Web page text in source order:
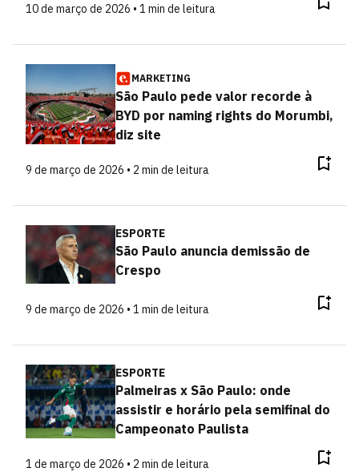
10 de março de 2026 • 1 min de leitura
MARKETING
São Paulo pede valor recorde à
BYD por naming rights do Morumbi,
diz site
9 de março de 2026 • 2 min de leitura
ESPORTE
São Paulo anuncia demissão de
Crespo
9 de março de 2026 • 1 min de leitura
ESPORTE
Palmeiras x São Paulo: onde
assistir e horário pela semifinal do
Campeonato Paulista
1 de março de 2026 • 2 min de leitura